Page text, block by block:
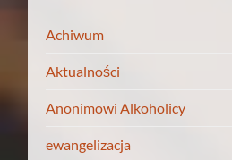
Achiwum
Aktualności
Anonimowi Alkoholicy
ewangelizacja